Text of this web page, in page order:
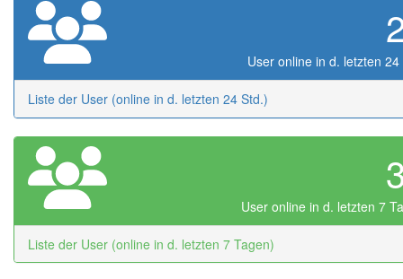
User online in d. letzten 24
Liste der User (online in d. letzten 24 Std.)
User online in d. letzten 7
Liste der User (online in d. letzten 7 Tagen)